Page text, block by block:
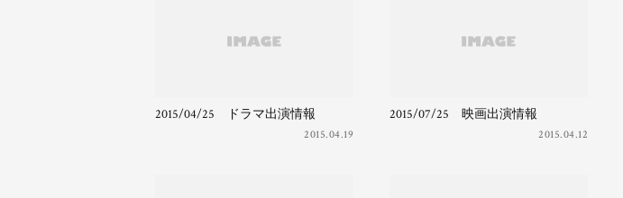
2015/04/25 ドラマ出演情報
2015.04.19
2015/07/25 映画出演情報
2015.04.12